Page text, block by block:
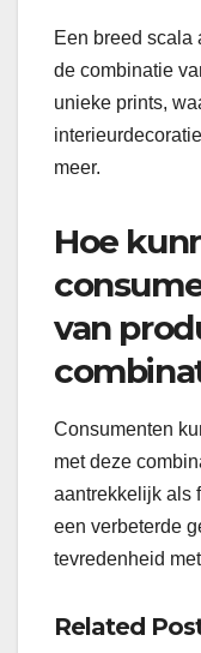
Een breed scala
de combinatie
unieke prints,
meer.
Hoe
van
Consumenten
met deze
aantrekkelijk als
een verbeterde
tevredenheid
Related